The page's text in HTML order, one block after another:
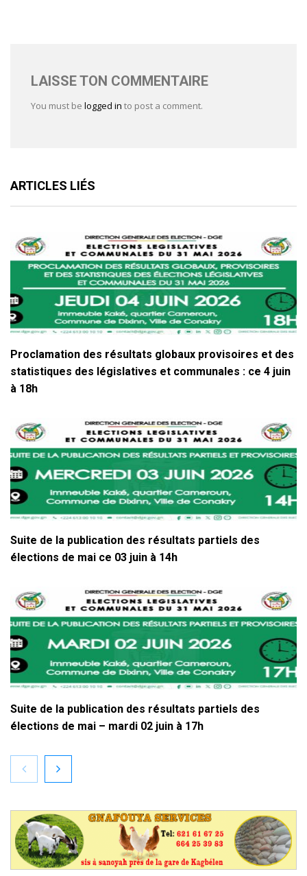
LAISSE TON COMMENTAIRE
You must be logged in to post a comment.
ARTICLES LIÉS
Proclamation des résultats globaux provisoires et des
statistiques des législatives et communales : ce 4 juin
à 18h
Suite de la publication des résultats partiels des
élections de mai ce 03 juin à 14h
Suite de la publication des résultats partiels des
élections de mai – mardi 02 juin à 17h